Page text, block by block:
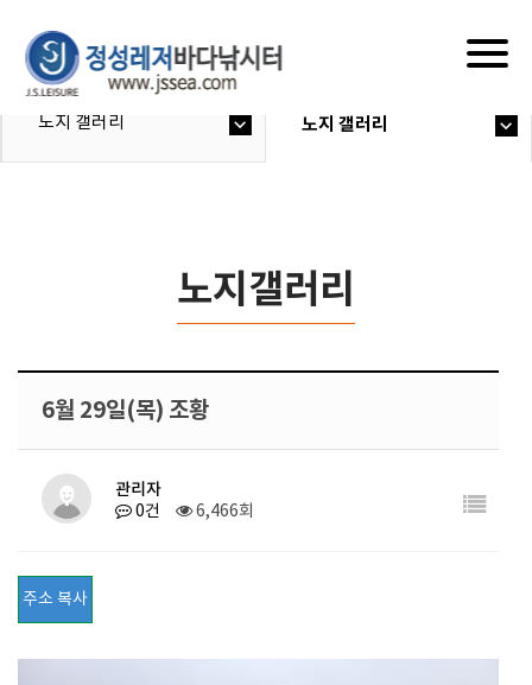
노지 갤러리 노지 갤러리
노지갤러리
6월 29일(목) 조황
관리자
0건 6,466회
주소 복사